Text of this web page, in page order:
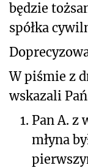
będzie
spółka
W piśmie z
wskazali
1. Pan A. z
młyna